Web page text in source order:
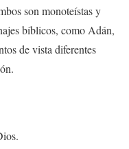
son monoteístas y
bíblicos, como Adán,
de vista diferentes